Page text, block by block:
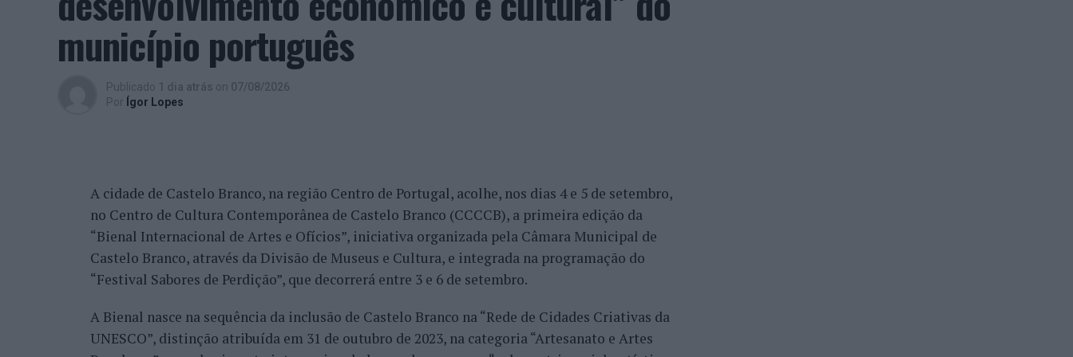
beneficiando, de igual modo, da reorganização dos wild cards após as entradas diretas de
alguns jogadores.
Entre os portugueses, Tiago Torres e Jaime Faria protagonizaram as melhores campanhas da
edição, ambos alcançando os quartos de final. Torres assinou um dos resultados mais
Já Jaime Faria venceu o peruano Gonzalo Bueno e o neerlandês Botic van de Zandschulp,
alcançando também os quartos de final, onde acabou eliminado pelo italiano Luciano
Darderi, num encontro decidido em três sets.
Nuno Borges, principal representante nacional no quadro principal, iniciou a participação
segunda ronda pelo argentino Román Andrés Burruchaga, num encontro disputado em três
sets.
município português
Publicado 1 dia atrás on 07/08/2026
Por Ígor Lopes
A cidade de Castelo Branco, na região Centro de Portugal, acolhe, nos dias 4 e 5 de setembro,
no Centro de Cultura Contemporânea de Castelo Branco (CCCCB), a primeira edição da
“Bienal Internacional de Artes e Ofícios”, iniciativa organizada pela Câmara Municipal de
Castelo Branco, através da Divisão de Museus e Cultura, e integrada na programação do
“Festival Sabores de Perdição”, que decorrerá entre 3 e 6 de setembro.
A Bienal nasce na sequência da inclusão de Castelo Branco na “Rede de Cidades Criativas da
UNESCO”, distinção atribuída em 31 de outubro de 2023, na categoria “Artesanato e Artes